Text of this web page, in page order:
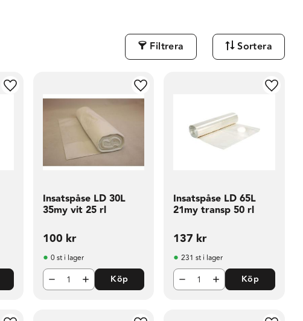
Filtrera Sortera
Lägg till i favoriter
Insatspåse LD 30L
35my vit 25 rl
100 kr
Lägg till i favoriter
0 st i lager
Köp
Insatspåse LD 65L
21my transp 50 rl
137 kr
Lägg
231 st i lager
Köp